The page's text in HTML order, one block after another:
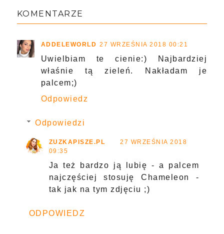
KOMENTARZE
ADDELEWORLD 27 WRZEŚNIA 2018 00:21
Uwielbiam te cienie:) Najbardziej
właśnie tą zieleń. Nakładam je
palcem;)
Odpowiedz
Odpowiedzi
ZUZKAPISZE.PL
27 WRZEŚNIA 2018
09:35
Ja też bardzo ją lubię - a palcem
najczęściej stosuję Chameleon -
tak jak na tym zdjęciu ;)
ODPOWIEDZ